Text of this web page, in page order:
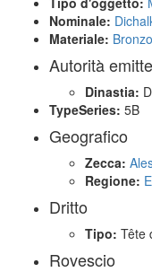
Nominale:
Materiale: Bronzo
Autorità
Dinastia:
TypeSeries: 5B
Geografico
Zecca:
Regione:
Dritto
Tipo: Tête
Rovescio